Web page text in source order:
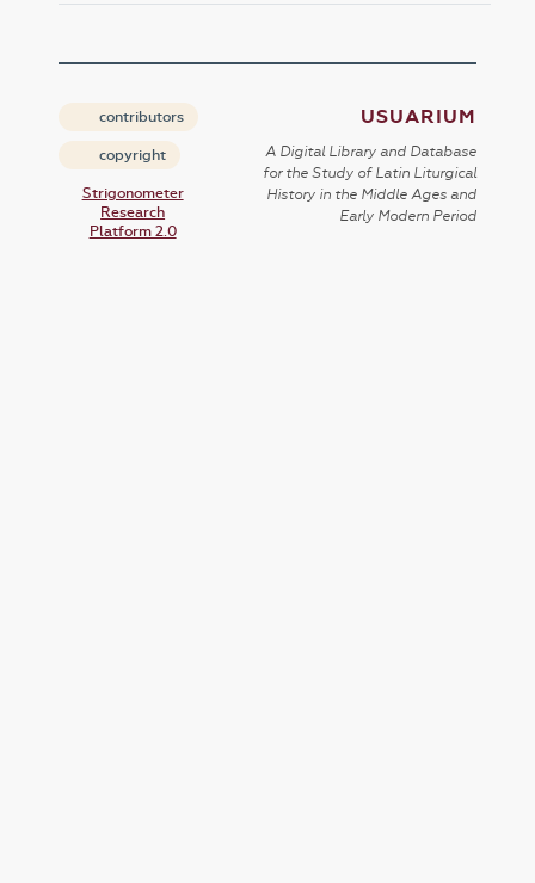
contributors
copyright
Strigonometer
Research
Platform 2.0
USUARIUM
A Digital Library and Database
for the Study of Latin Liturgical
History in the Middle Ages and
Early Modern Period